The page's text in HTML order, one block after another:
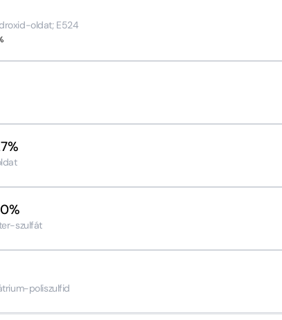
oldat; E524
szulfát
poliszulfid